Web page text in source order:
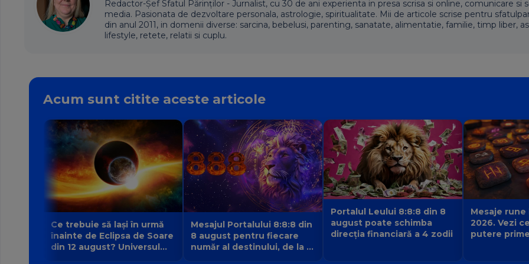
Redactor-Șef Sfatul Părinților - Jurnalist, cu 30 de ani experienta in presa scrisa si online, comunicare si
media. Pasionata de dezvoltare personala, astrologie, spiritualitate. Mii de articole scrise pentru
din anul 2011, in domenii diverse: sarcina, bebelusi, parenting, sanatate, alimentatie, familie, timp liber,
lifestyle, retete, relatii si cuplu.
Acum sunt citite aceste articole
Ce trebuie să lași în urmă
înainte de Eclipsa de Soare
din 12 august? Universul
Mesajul Portalului 8:8:8 din
8 august pentru fiecare
număr al destinului, de la 1
Portalul Leului 8:8:8 din 8
august poate schimba
direcția financiară a 4 zodii
Mesaje rune
2026. Vezi
putere